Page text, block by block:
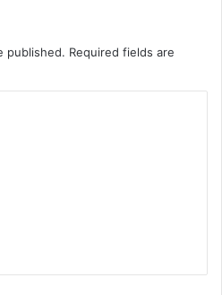
published. Required fields are